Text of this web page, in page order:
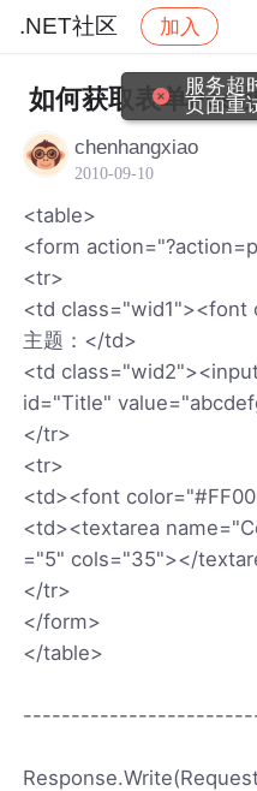
.NET社区 加入
社区 .NET社区 帖
如何获取表单Post
chenhangxiao
2010-09-10
<table>
<form
<tr>
<td
主题：</td>
<td
id="Title"
</tr>
<tr>
<td><font
<td><textarea
="5" cols="35"></
</tr>
</form>
</table>
服务超
页面重